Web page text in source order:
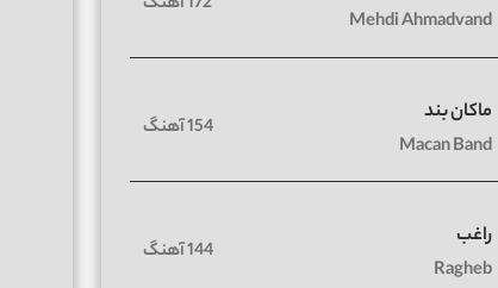
Mehdi Ahmadvand
ماکان بند
Macan Band
154 آهنگ
راغب
Ragheb
144 آهنگ